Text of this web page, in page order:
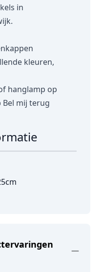
in
kleuren,
hanglamp op
Bel mij terug